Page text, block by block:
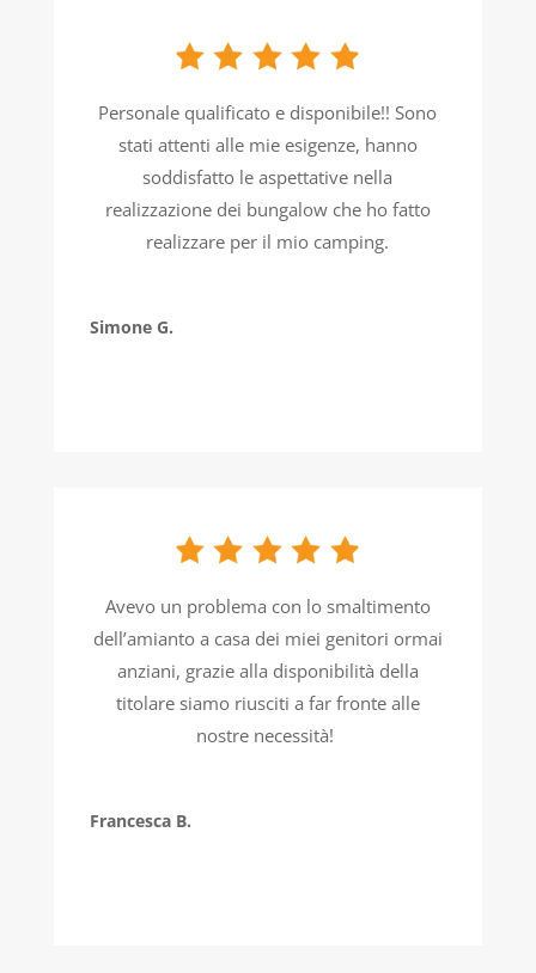
Personale qualificato e disponibile!! Sono
stati attenti alle mie esigenze, hanno
soddisfatto le aspettative nella
realizzazione dei bungalow che ho fatto
realizzare per il mio camping.
Simone G.
Avevo un problema con lo smaltimento
dell’amianto a casa dei miei genitori ormai
anziani, grazie alla disponibilità della
titolare siamo riusciti a far fronte alle
nostre necessità!
Francesca B.